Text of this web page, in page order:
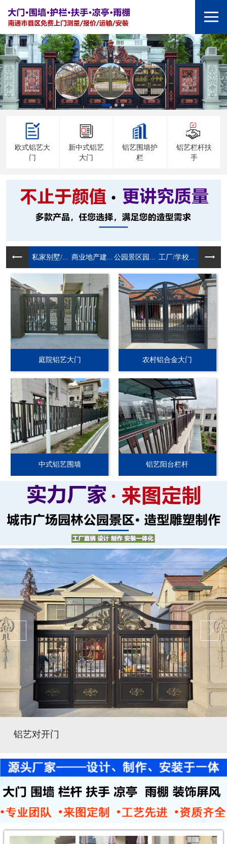
欧式铝艺大
门
新中式铝艺
大门
铝艺围墙护
栏
铝艺栏杆扶
手
私家别墅/... 商业地产建... 公园景区园... 工厂/学校...
庭院铝艺大门 农村铝合金大门
中式铝艺围墙 铝艺阳台栏杆
铝艺对开门